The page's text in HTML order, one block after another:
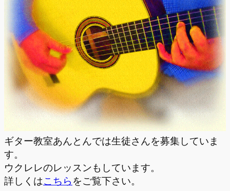
ギター教室あんとんでは生徒さんを募集していま
す。
ウクレレのレッスンもしています。
詳しくはこちら をご覧下さい。